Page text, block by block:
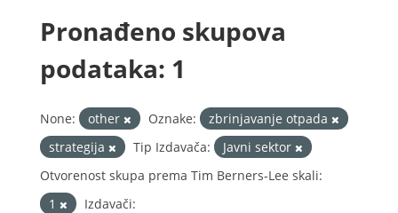
Pronađeno skupova
podataka: 1
None: other Oznake:
zbrinjavanje otpada
strategija
Tip Izdavača:
Javni sektor
Otvorenost skupa prema Tim Berners-Lee skali:
1
Izdavači: